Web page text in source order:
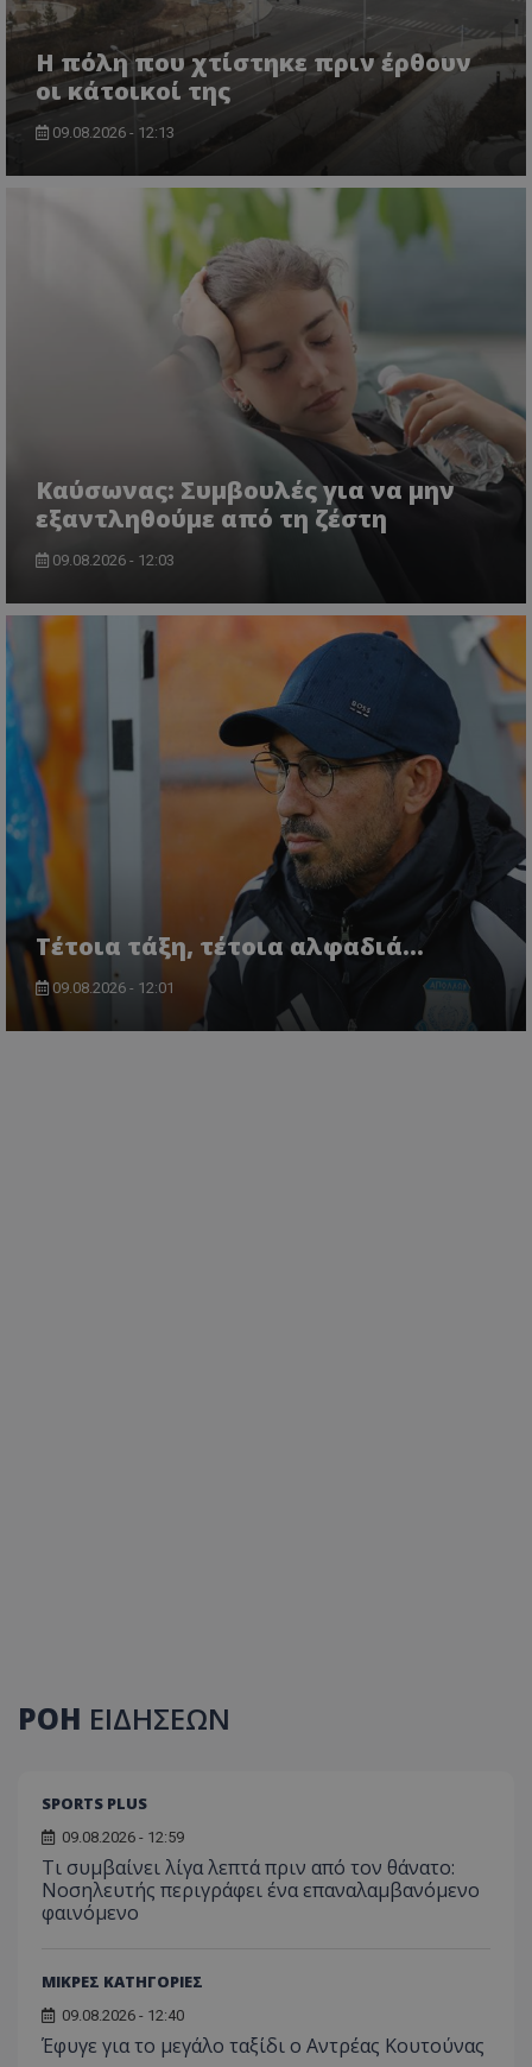
Η πόλη που χτίστηκε πριν έρθουν
οι κάτοικοί της
09.08.2026 - 12:13
Kαύσωνας: Συμβουλές για να μην
εξαντληθούμε από τη ζέστη
09.08.2026 - 12:03
Τέτοια τάξη, τέτοια αλφαδιά...
09.08.2026 - 12:01
ΡΟΗ ΕΙΔΗΣΕΩΝ
SPORTS PLUS
09.08.2026 - 12:59
Τι συμβαίνει λίγα λεπτά πριν από τον θάνατο:
Νοσηλευτής περιγράφει ένα επαναλαμβανόμενο
φαινόμενο
ΜΙΚΡΕΣ ΚΑΤΗΓΟΡΙΕΣ
09.08.2026 - 12:40
Έφυγε για το μεγάλο ταξίδι ο Αντρέας Κουτούνας